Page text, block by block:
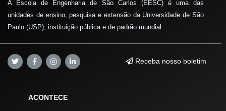
A Escola de Engenharia de São Carlos (EESC) é uma das
unidades de ensino, pesquisa e extensão da Universidade de São
Paulo (USP), instituição pública e de padrão mundial.
Receba nosso boletim
ACONTECE